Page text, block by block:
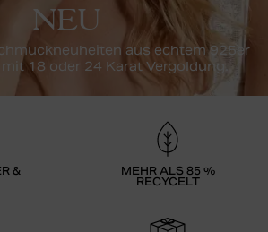
NEU
aus echtem 925er
18 oder 24 Karat Vergoldung.
&
MEHR ALS 85 %
RECYCELT